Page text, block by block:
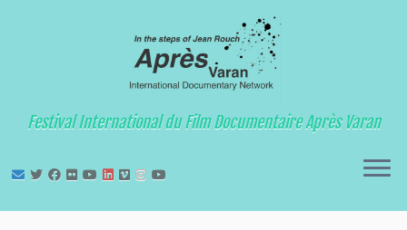
Festival International du Film Documentaire Après Varan